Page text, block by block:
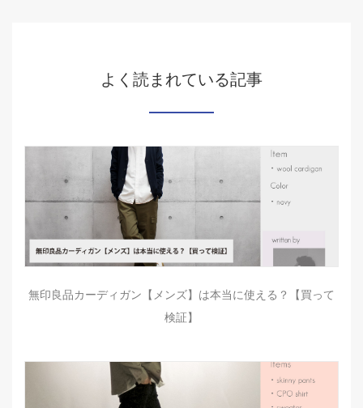
よく読まれている記事
無印良品カーディガン【メンズ】は本当に使える？【買って
検証】